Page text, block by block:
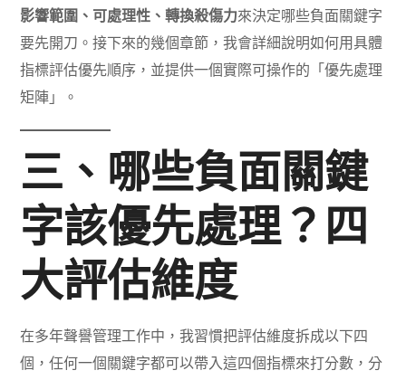
影響範圍、可處理性、轉換殺傷力來決定哪些負面關鍵字
要先開刀。接下來的幾個章節，我會詳細說明如何用具體
指標評估優先順序，並提供一個實際可操作的「優先處理
矩陣」。
三、哪些負面關鍵
字該優先處理？四
大評估維度
在多年聲譽管理工作中，我習慣把評估維度拆成以下四
個，任何一個關鍵字都可以帶入這四個指標來打分數，分